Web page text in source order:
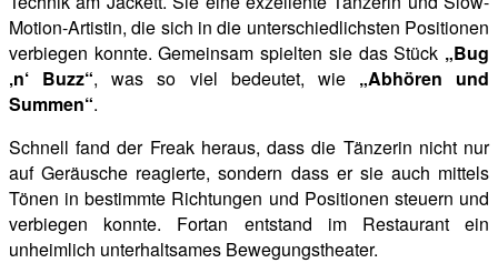
Motion-Artistin, die sich in die unterschiedlichsten Positionen
verbiegen konnte. Gemeinsam spielten sie das Stück „Bug
‚n‘ Buzz“, was so viel bedeutet, wie „Abhören und
Summen“.
Schnell fand der Freak heraus, dass die Tänzerin nicht nur
auf Geräusche reagierte, sondern dass er sie auch mittels
Tönen in bestimmte Richtungen und Positionen steuern und
verbiegen konnte. Fortan entstand im Restaurant ein
unheimlich unterhaltsames Bewegungstheater.